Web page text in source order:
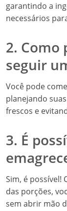
garantindo a
necessários
2. Como
seguir
Você pode
planejando
frescos e
3. É
Sim, é possível!
das porções,
sem abrir mão